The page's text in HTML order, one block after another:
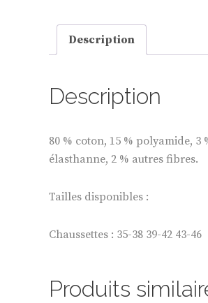
Description
Description
80 % coton, 15 % polyamide, 3
élasthanne, 2 % autres fibres.
Tailles disponibles :
Chaussettes : 35-38 39-42 43-46
Produits